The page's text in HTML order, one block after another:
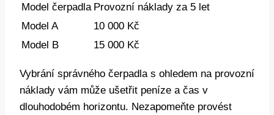
Model čerpadla Provozní náklady za 5 let
Model A
10 000 Kč
Model B
15 000 Kč
Vybrání správného čerpadla s ohledem na provozní
náklady vám může ušetřit peníze a čas v
dlouhodobém horizontu. Nezapomeňte provést